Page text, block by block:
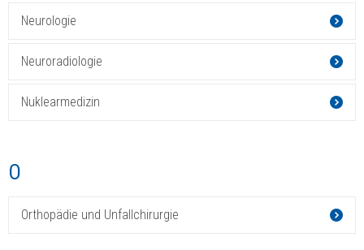
Neurologie
Neuroradiologie
Nuklearmedizin
O
Orthopädie und Unfallchirurgie